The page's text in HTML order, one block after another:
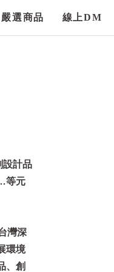
嚴選商品 線上DM
設計品
等元
灣深
環境
、創